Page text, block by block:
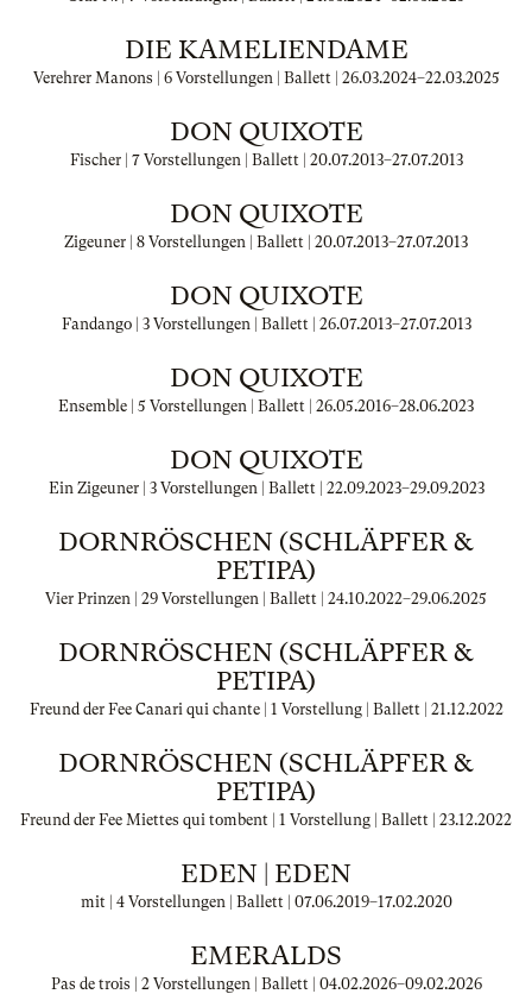
DIE KAMELIENDAME
Verehrer Manons | 6 Vorstellungen | Ballett | 26.03.2024–22.03.2025
DON QUIXOTE
Fischer | 7 Vorstellungen | Ballett | 20.07.2013–27.07.2013
DON QUIXOTE
Zigeuner | 8 Vorstellungen | Ballett | 20.07.2013–27.07.2013
DON QUIXOTE
Fandango | 3 Vorstellungen | Ballett | 26.07.2013–27.07.2013
DON QUIXOTE
Ensemble | 5 Vorstellungen | Ballett | 26.05.2016–28.06.2023
DON QUIXOTE
Ein Zigeuner | 3 Vorstellungen | Ballett | 22.09.2023–29.09.2023
DORNRÖSCHEN (SCHLÄPFER &
PETIPA)
Vier Prinzen | 29 Vorstellungen | Ballett | 24.10.2022–29.06.2025
DORNRÖSCHEN (SCHLÄPFER &
PETIPA)
Freund der Fee Canari qui chante | 1 Vorstellung | Ballett | 21.12.2022
DORNRÖSCHEN (SCHLÄPFER &
PETIPA)
Freund der Fee Miettes qui tombent | 1 Vorstellung | Ballett | 23.12.2022
EDEN | EDEN
mit | 4 Vorstellungen | Ballett | 07.06.2019–17.02.2020
EMERALDS
Pas de trois | 2 Vorstellungen | Ballett | 04.02.2026–09.02.2026